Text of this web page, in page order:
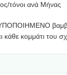
τόνοι ανά Μήνας
κάθε κομμάτι του